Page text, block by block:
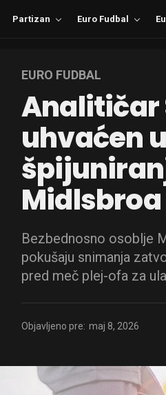
Partizan Euro Fudbal
EURO FUDBAL
Analitičar
uhvaćen
Bezbednosno osoblje
pokušaju snimanja
pred meč plej-ofa za
Objavljeno pre: maj 8, 2026